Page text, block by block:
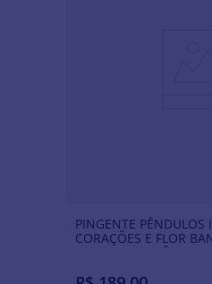
PINGENTE PÊNDULOS
CORAÇÕES E FLOR
18K COM ZIRCÔNIA